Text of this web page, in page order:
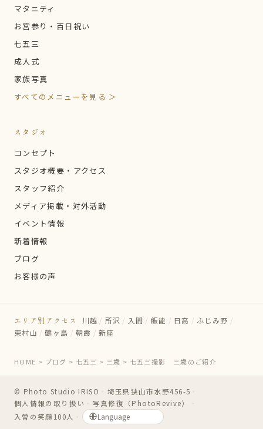
マタニティ
お宮参り・百日祝い
七五三
成人式
家族写真
すべてのメニューを見る ＞
スタジオ
コンセプト
スタジオ概要・アクセス
スタッフ紹介
メディア掲載・対外活動
イベント情報
新着情報
ブログ
お客様の声
エリア別アクセス 川越 / 所沢 / 入間 / 飯能 / 日高 / ふじみ野 /
東村山 / 鶴ヶ島 / 朝霞 / 新座
HOME > ブログ > 七五三 > 三歳 > 七五三撮影 三歳のご紹介
© Photo Studio IRISO ・ 埼玉県狭山市水野456-5 ・
個人情報の取り扱い ・ 写真修復（PhotoRevive）
・
入曽の笑顔100人 ・